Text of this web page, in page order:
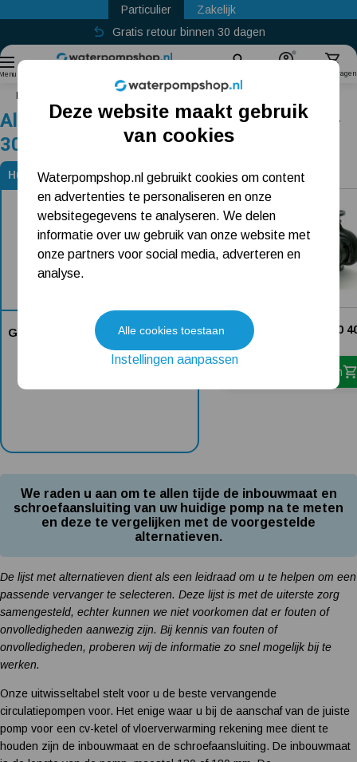
Particulier
Zakelijk
Gratis retour binnen 30 dagen
Winkelwagen
Populaire categorieën
Hydrofoorpomp
Dompelpomp
Pompput
Meest gelezen blogs
Tuin besproeien? Lees hier welke tuinpomp u nodig heeft
Installatie van een beregenings- / hydrofoorpomp
Alternatieven voor Grundfos UMKD 50-
30
Alternatieven voor Grundfos UMKD 50-30
Huidig product
Grundfos UMKD 50-30
Dit product is niet bij ons verkrijgbaar
DAB Evoplus D 40/220
2.509,-
In winkelwagen
We raden u aan om te allen tijde de inbouwmaat en
schroefaansluiting van uw huidige pomp na te meten
en deze te vergelijken met de voorgestelde
alternatieven.
De lijst met alternatieven dient als een leidraad om u te helpen om een
passende vervanger te selecteren. Deze lijst is met de uiterste zorg
samengesteld, echter kunnen we niet voorkomen dat er fouten of
onvolledigheden aanwezig zijn. Bij kennis van fouten of
onvolledigheden, proberen wij de informatie zo snel mogelijk bij te
werken.
Onze uitwisseltabel stelt voor u de beste vervangende
circulatiepompen voor. Het enige waar u bij de aanschaf van de juiste
pomp voor een cv-ketel of vloerverwarming rekening mee dient te
houden zijn de inbouwmaat en de schroefaansluiting. De inbouwmaat
Deze website maakt gebruik
van cookies
Waterpompshop.nl gebruikt cookies om content
en advertenties te personaliseren en onze
websitegegevens te analyseren. We delen
informatie over uw gebruik van onze website met
onze partners voor social media, adverteren en
analyse.
Alle cookies toestaan
Instellingen aanpassen